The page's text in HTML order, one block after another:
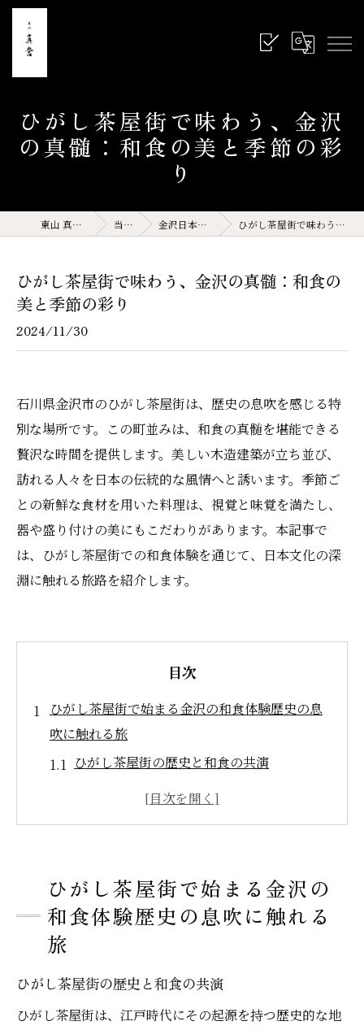
ひがし茶屋街で味わう、金沢
の真髄：和食の美と季節の彩
り
東山 真営 石川県 金沢 和食 当店の特徴 金沢日本料理(サイト運営記事) ひがし茶屋街で味わう、金沢の真髄：和食の美と季節の彩り
ひがし茶屋街で味わう、金沢の真髄：和食の
美と季節の彩り
2024/11/30
石川県金沢市のひがし茶屋街は、歴史の息吹を感じる特
別な場所です。この町並みは、和食の真髄を堪能できる
贅沢な時間を提供します。美しい木造建築が立ち並び、
訪れる人々を日本の伝統的な風情へと誘います。季節ご
との新鮮な食材を用いた料理は、視覚と味覚を満たし、
器や盛り付けの美にもこだわりがあります。本記事で
は、ひがし茶屋街での和食体験を通じて、日本文化の深
淵に触れる旅路を紹介します。
目次
ひがし茶屋街で始まる金沢の和食体験歴史の息
吹に触れる旅
ひがし茶屋街の歴史と和食の共演
伝統の木造建築が語る過去と現在
歴史的背景が映し出す和食の魅力
ひがし茶屋街での和食体験が教えるもの
風情あふれるひがし茶屋街で季節を彩る和食の
美を堪能
四季を映す料理とひがし茶屋街
季節の移ろいを楽しむ和食の芸術
ひがし茶屋街で始まる金沢の
和食体験歴史の息吹に触れる
旅
ひがし茶屋街の歴史と和食の共演
ひがし茶屋街は、江戸時代にその起源を持つ歴史的な地